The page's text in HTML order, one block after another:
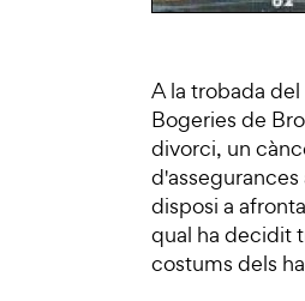
A la trobada
Bogeries de
divorci, un
disposi a
qual ha decidit
costums dels